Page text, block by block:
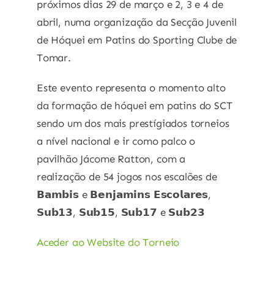
próximos dias 29 de março e 2, 3 e 4 de
abril, numa organização da Secção Juvenil
de Hóquei em Patins do Sporting Clube de
Tomar.
Este evento representa o momento alto
da formação de hóquei em patins do SCT
sendo um dos mais prestígiados torneios
a nível nacional e ir como palco o
pavilhão Jácome Ratton, com a
realização de 54 jogos nos escalões de
𝗕𝗮𝗺𝗯𝗶𝘀 e 𝗕𝗲𝗻𝗷𝗮𝗺𝗶𝗻𝘀 𝗘𝘀𝗰𝗼𝗹𝗮𝗿𝗲𝘀,
𝗦𝘂𝗯𝟭𝟯, 𝗦𝘂𝗯𝟭𝟱, 𝗦𝘂𝗯𝟭𝟳 e 𝗦𝘂𝗯𝟮𝟯
Aceder ao Website do Torneio